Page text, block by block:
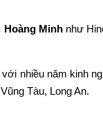
Hoàng Minhnhư
nhiều năm kinh
Tàu, Long An.